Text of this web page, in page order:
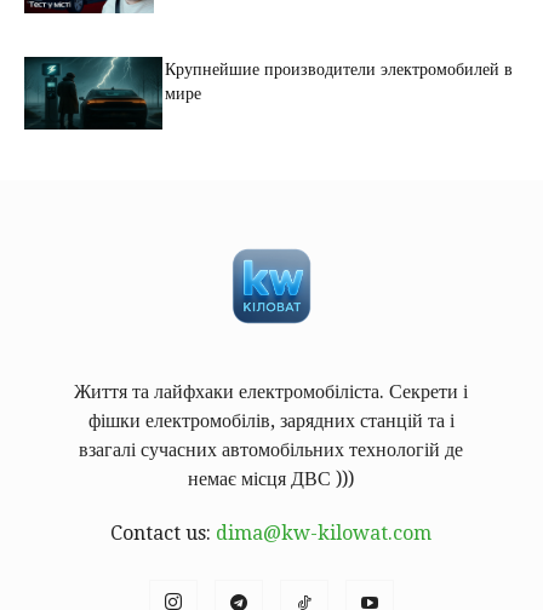
Крупнейшие производители электромобилей в
мире
Життя та лайфхаки електромобіліста. Секрети і
фішки електромобілів, зарядних станцій та і
взагалі сучасних автомобільних технологій де
немає місця ДВС )))
Contact us: dima@kw-kilowat.com